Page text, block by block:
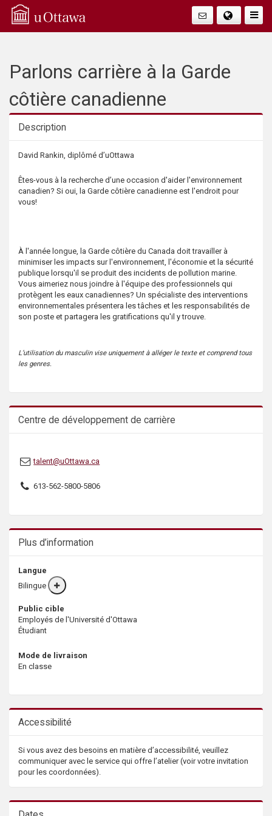
Q
Faire
Parlons carrière à la Garde
côtière canadienne
Description
Description
David Rankin, diplômé d’uOttawa
Êtes-vous à la recherche d’une occasion d'aider l'environnement
canadien? Si oui, la Garde côtière canadienne est l'endroit pour
vous!
À l'année longue, la Garde côtière du Canada doit travailler à
minimiser les impacts sur l'environnement, l'économie et la sécurité
publique lorsqu'il se produit des incidents de pollution marine.
Vous aimeriez nous joindre à l'équipe des professionnels qui
protègent les eaux canadiennes? Un spécialiste des interventions
environnementales présentera les tâches et les responsabilités de
son poste et partagera les gratifications qu'il y trouve.
L’utilisation du masculin vise uniquement à alléger le texte et comprend tous
les genres.
Centre de développement de carrière
talent@uOttawa.ca
613-562-5800-5806
Plus d’information
Langue
Bilingue
More
info
Public cible
Employés de l'Université d'Ottawa
Étudiant
Mode de livraison
En classe
Accessibilité
Si vous avez des besoins en matière d’accessibilité, veuillez
communiquer avec le service qui offre l’atelier (voir votre invitation
pour les coordonnées).